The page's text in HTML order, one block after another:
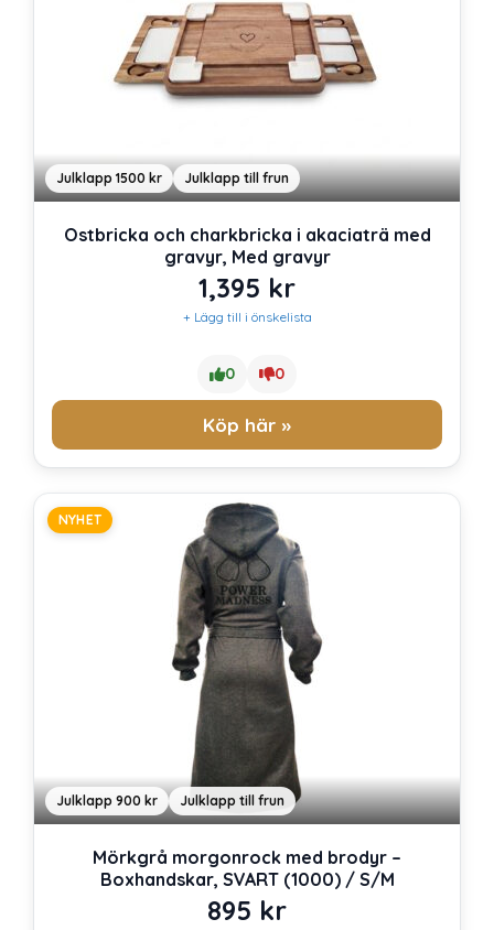
Julklapp 1500 kr Julklapp till frun
Ostbricka och charkbricka i akaciaträ med
gravyr, Med gravyr
1,395 kr
+ Lägg till i önskelista
0 0
Köp här »
NYHET
Julklapp 900 kr Julklapp till frun
Mörkgrå morgonrock med brodyr –
Boxhandskar, SVART (1000) / S/M
895 kr